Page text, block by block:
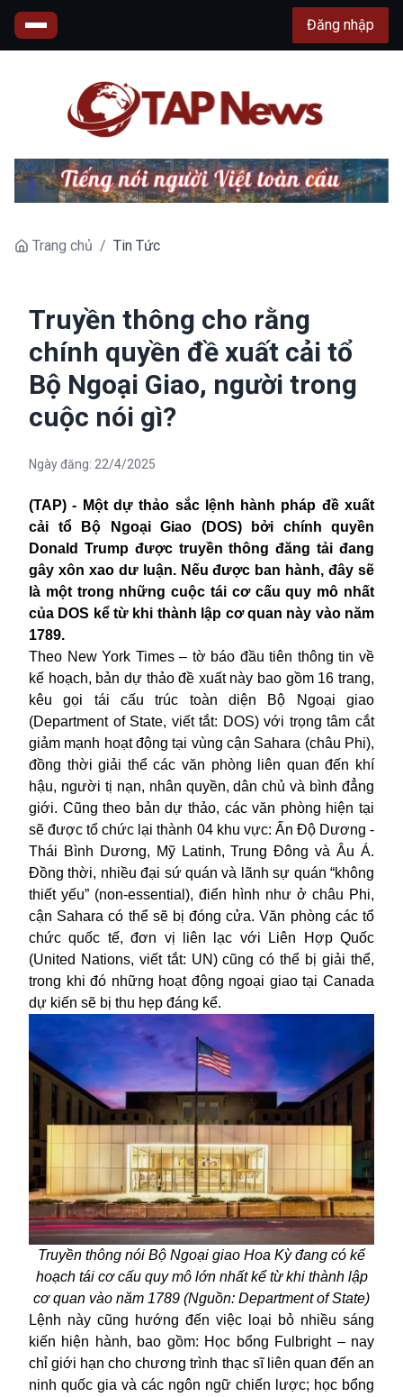
Đăng nhập
Trang chủ / Tin Tức
Truyền thông cho rằng
chính quyền đề xuất cải tổ
Bộ Ngoại Giao, người trong
cuộc nói gì?
Ngày đăng: 22/4/2025
(TAP) - Một dự thảo sắc lệnh hành pháp đề xuất
cải tổ Bộ Ngoại Giao (DOS) bởi chính quyền
Donald Trump được truyền thông đăng tải đang
gây xôn xao dư luận. Nếu được ban hành, đây sẽ
là một trong những cuộc tái cơ cấu quy mô nhất
của DOS kể từ khi thành lập cơ quan này vào năm
1789.
Theo New York Times – tờ báo đầu tiên thông tin về
kế hoạch, bản dự thảo đề xuất này bao gồm 16 trang,
kêu gọi tái cấu trúc toàn diện Bộ Ngoại giao
(Department of State, viết tắt: DOS) với trọng tâm cắt
giảm mạnh hoạt động tại vùng cận Sahara (châu Phi),
đồng thời giải thể các văn phòng liên quan đến khí
hậu, người tị nạn, nhân quyền, dân chủ và bình đẳng
giới. Cũng theo bản dự thảo, các văn phòng hiện tại
sẽ được tổ chức lại thành 04 khu vực: Ấn Độ Dương -
Thái Bình Dương, Mỹ Latinh, Trung Đông và Âu Á.
Đồng thời, nhiều đại sứ quán và lãnh sự quán “không
thiết yếu” (non-essential), điển hình như ở châu Phi,
cận Sahara có thể sẽ bị đóng cửa. Văn phòng các tổ
chức quốc tế, đơn vị liên lạc với Liên Hợp Quốc
(United Nations, viết tắt: UN) cũng có thể bị giải thể,
trong khi đó những hoạt động ngoại giao tại Canada
dự kiến sẽ bị thu hẹp đáng kể.
Truyền thông nói Bộ Ngoại giao Hoa Kỳ đang có kế
hoạch tái cơ cấu quy mô lớn nhất kể từ khi thành lập
cơ quan vào năm 1789 (Nguồn: Department of State)
Lệnh này cũng hướng đến việc loại bỏ nhiều sáng
kiến hiện hành, bao gồm: Học bổng Fulbright – nay
chỉ giới hạn cho chương trình thạc sĩ liên quan đến an
ninh quốc gia và các ngôn ngữ chiến lược; học bổng